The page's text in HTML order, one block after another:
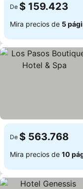
De $ 159.423
Mira precios de 5
De $ 563.768
Mira precios de 10